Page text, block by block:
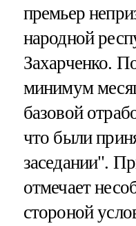
премьер
народной
Захарченко.
минимум
базовой
что были
заседании".
отмечает
стороной